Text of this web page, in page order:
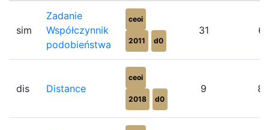
sim
Zadanie
Współczynnik
podobieństwa
ceoi
2011 d0
31
dis Distance
ceoi
2018 d0
9